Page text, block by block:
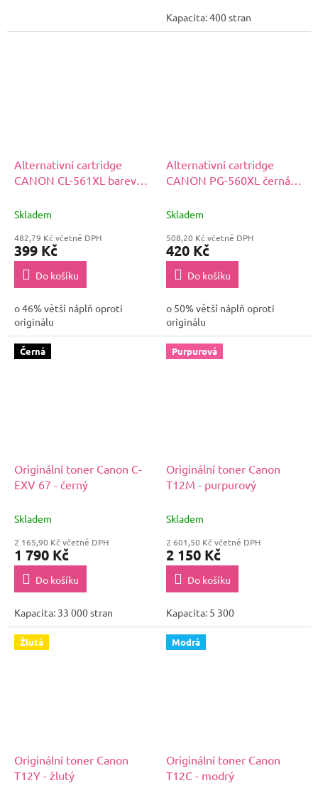
Kapacita: 400 stran
Alternativní cartridge
CANON CL-561XL barevná,
Skladem
482,79 Kč včetně DPH
399 Kč
Do košíku
o 46% větší náplň oproti
originálu
Alternativní cartridge
CANON PG-560XL černá,
Skladem
508,20 Kč včetně DPH
420 Kč
Do košíku
o 50% větší náplň oproti
originálu
Černá
Originální toner Canon C-
EXV 67 - černý
Skladem
2 165,90 Kč včetně DPH
1 790 Kč
Do košíku
Kapacita: 33 000 stran
Purpurová
Originální toner Canon
T12M - purpurový
Skladem
2 601,50 Kč včetně DPH
2 150 Kč
Do košíku
Kapacita: 5 300
Žlutá
Originální toner Canon
T12Y - žlutý
Modrá
Originální toner Canon
T12C - modrý